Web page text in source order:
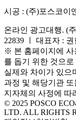
시공 : (주)포스코이
온라인 광고대행. (
22839 ㅣ 대표자 : 권
※ 본 홈페이지에 사
를 돕기 위한 것으로
실제와 차이가 있으
과정 및 해당기관 또
지자체의 사정에 따
© 2025 POSCO
LTD. ALL RIGHTS